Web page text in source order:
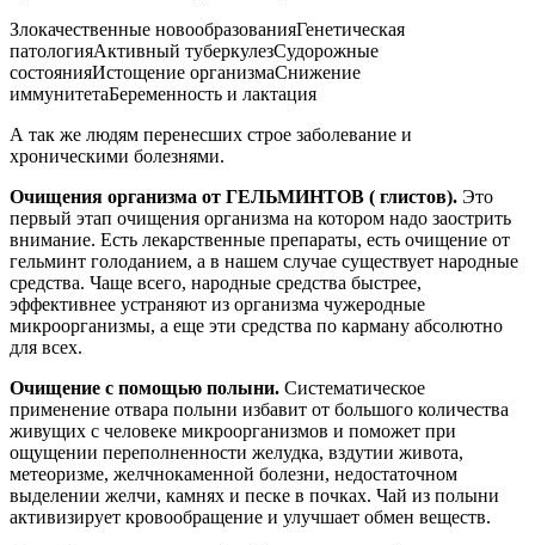
Злокачественные новообразованияГенетическая
патологияАктивный туберкулезСудорожные
состоянияИстощение организмаСнижение
иммунитетаБеременность и лактация
А так же людям перенесших строе заболевание и
хроническими болезнями.
Очищения организма от ГЕЛЬМИНТОВ ( глистов). Это
первый этап очищения организма на котором надо заострить
внимание. Есть лекарственные препараты, есть очищение от
гельминт голоданием, а в нашем случае существует народные
средства. Чаще всего, народные средства быстрее,
эффективнее устраняют из организма чужеродные
микроорганизмы, а еще эти средства по карману абсолютно
для всех.
Очищение с помощью полыни. Систематическое
применение отвара полыни избавит от большого количества
живущих с человеке микроорганизмов и поможет при
ощущении переполненности желудка, вздутии живота,
метеоризме, желчнокаменной болезни, недостаточном
выделении желчи, камнях и песке в почках. Чай из полыни
активизирует кровообращение и улучшает обмен веществ.